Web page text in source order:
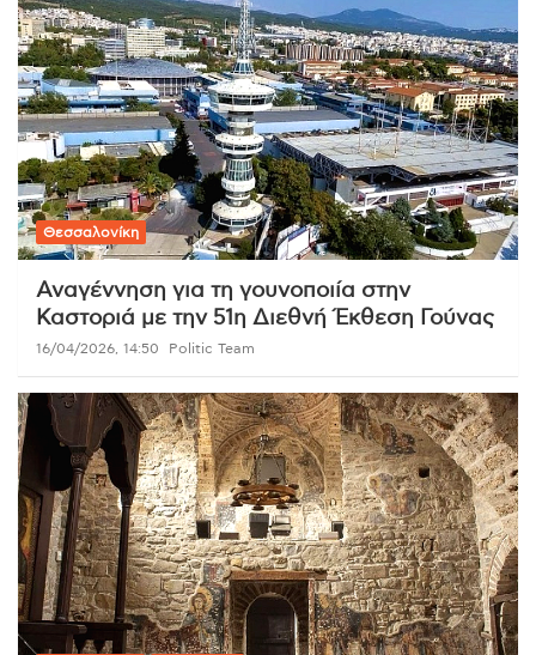
Θεσσαλονίκη
Αναγέννηση για τη γουνοποιία στην
Καστοριά με την 51η Διεθνή Έκθεση Γούνας
16/04/2026, 14:50 Politic Team